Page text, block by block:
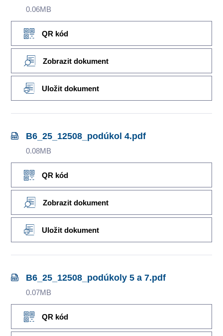
0.06MB
QR kód
Zobrazit dokument
Uložit dokument
B6_25_12508_podúkol 4.pdf
0.08MB
QR kód
Zobrazit dokument
Uložit dokument
B6_25_12508_podúkoly 5 a 7.pdf
0.07MB
QR kód